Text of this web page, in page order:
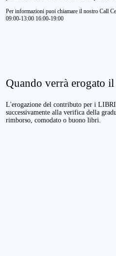
Per informazioni puoi chiamare il nostro Call
09:00-13:00 16:00-19:00
Quando verrà erogato
L'erogazione del contributo per i
successivamente alla verifica della
rimborso, comodato o buono libri.